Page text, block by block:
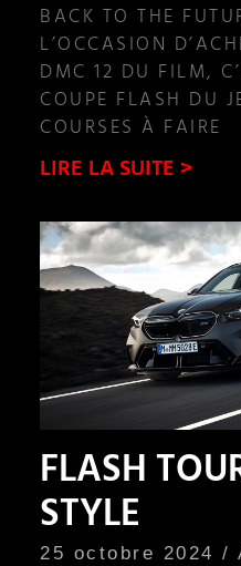
BACK TO THE
L’OCCASION
DMC 12 DU FILM,
COUPE FLASH DU
COURSES À FAIRE
LIRE LA SUITE >
FLASH
STYLE
25 octobre 2024